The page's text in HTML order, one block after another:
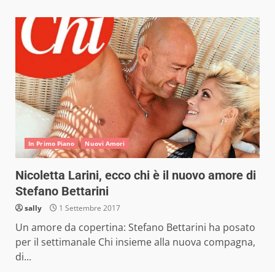
In Primo Piano Nuovi Amori
Nicoletta Larini, ecco chi è il nuovo amore di
Stefano Bettarini
sally 1 Settembre 2017
Un amore da copertina: Stefano Bettarini ha posato
per il settimanale Chi insieme alla nuova compagna,
di...